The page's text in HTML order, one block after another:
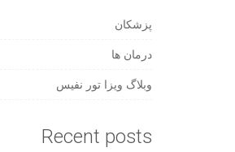
پزشکان
درمان ها
وبلاگ ویزا تور نفیس
Recent posts